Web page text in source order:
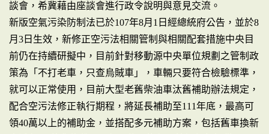
談會，希冀藉由座談會進行政令說明與意見交流。
新版空氣污染防制法已於107年8月1日經總統府公告，並於8
月3日生效，新修正空污法相關管制與相關配套措施中央目
前仍在持續研擬中，目前針對移動源中央單位規劃之管制政
策為「不打老車，只查烏賊車」，車輛只要符合檢驗標準，
就可以正常使用，目前大型老舊柴油車汰舊補助辦法規定，
配合空污法修正執行期程，將延長補助至111年底，最高可
領40萬以上的補助金，並搭配多元補助方案，包括舊車換新